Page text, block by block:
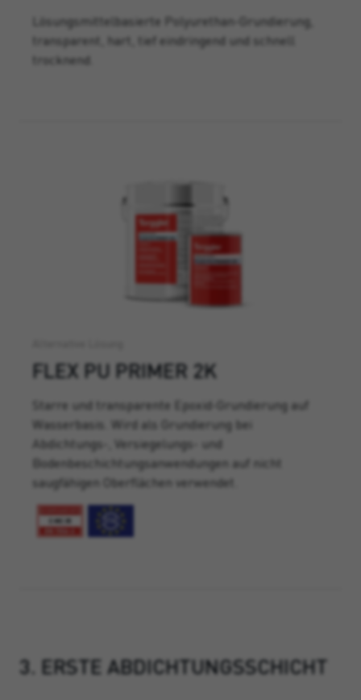
Lösungsmittelbasierte Polyurethan-Grundierung,
transparent, hart, tief eindringend und schnell
trocknend.
FLEX PU PRIMER 2K
Starre und transparente Epoxid-Grundierung auf
Wasserbasis. Wird als Grundierung bei
Abdichtungs-, Versiegelungs- und
Bodenbeschichtungsanwendungen auf nicht
saugfähigen Oberflächen verwendet.
3. ERSTE ABDICHTUNGSSCHICHT